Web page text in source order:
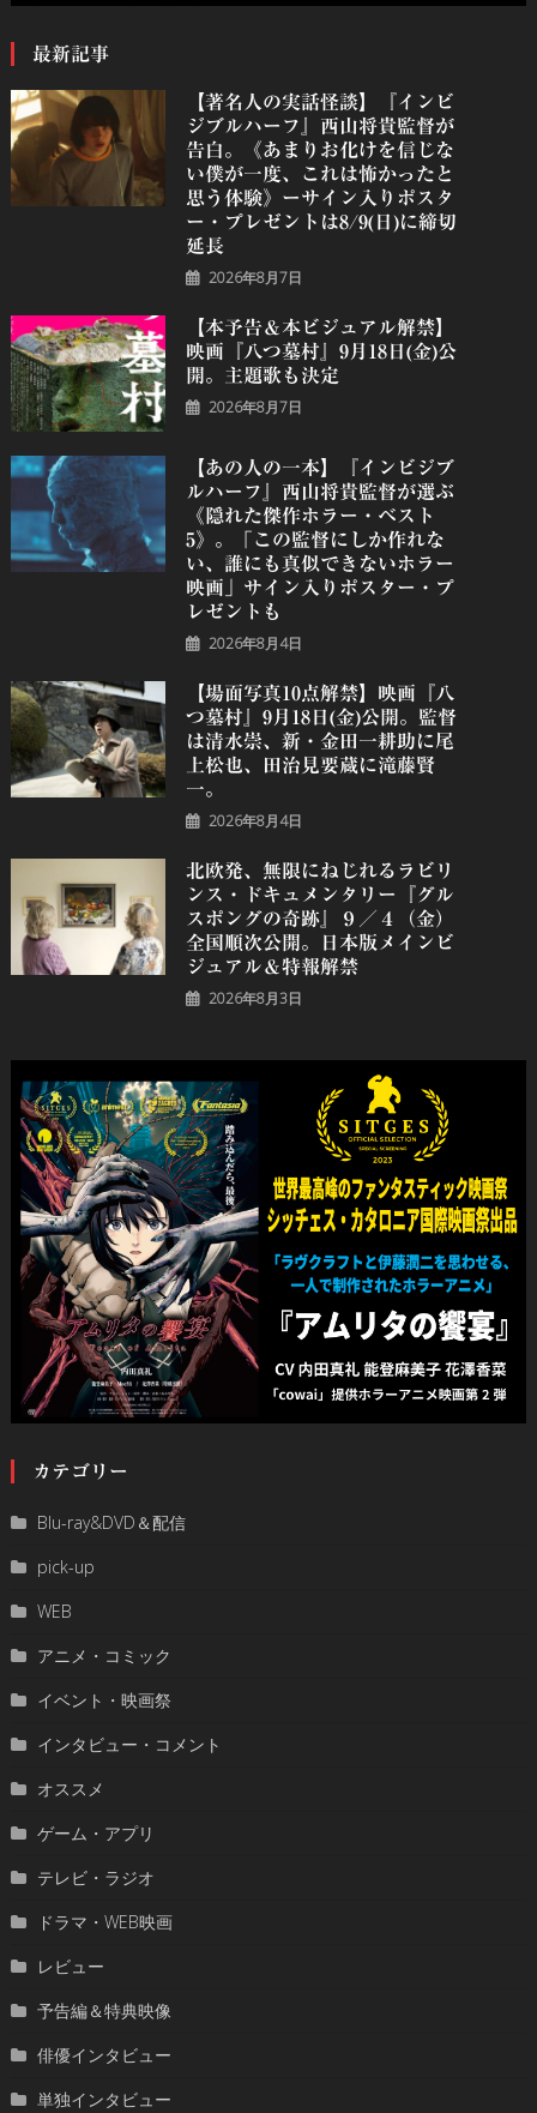
最新記事
【著名人の実話怪談】『インビ
ジブルハーフ』⻄⼭将貴監督が
告白。《あまりお化けを信じな
い僕が一度、これは怖かったと
思う体験》ーサイン入りポスタ
ー・プレゼントは8/9(日)に締切
延長
2026年8月7日
【本予告＆本ビジュアル解禁】
映画『八つ墓村』9月18日(金)公
開。主題歌も決定
2026年8月7日
【あの人の一本】『インビジブ
ルハーフ』⻄⼭将貴監督が選ぶ
《隠れた傑作ホラー・ベスト
5》。「この監督にしか作れな
い、誰にも真似できないホラー
映画」サイン入りポスター・プ
レゼントも
2026年8月4日
【場面写真10点解禁】映画『八
つ墓村』9月18日(金)公開。監督
は清水崇、新・金田一耕助に尾
上松也、田治見要蔵に滝藤賢
一。
2026年8月4日
北欧発、無限にねじれるラビリ
ンス・ドキュメンタリー『グル
スポングの奇跡』９／４（金）
全国順次公開。日本版メインビ
ジュアル＆特報解禁
2026年8月3日
カテゴリー
Blu-ray&DVD＆配信
pick-up
WEB
アニメ・コミック
イベント・映画祭
インタビュー・コメント
オススメ
ゲーム・アプリ
テレビ・ラジオ
ドラマ・WEB映画
レビュー
予告編＆特典映像
俳優インタビュー
単独インタビュー